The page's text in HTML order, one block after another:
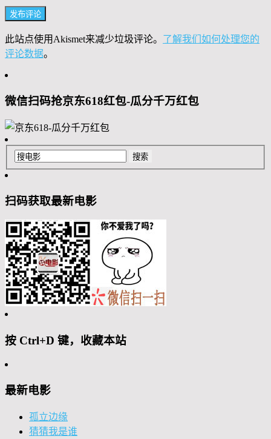
此站点使用Akismet来减少垃圾评论。 了解我们如何处理您的
评论数据。
微信扫码抢京东618红包-瓜分千万红包
扫码获取最新电影
按 Ctrl+D 键，收藏本站
最新电影
孤立边缘
猜猜我是谁